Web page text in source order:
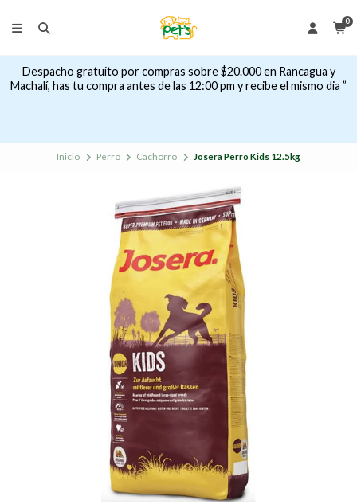
0
Despacho gratuito por compras sobre $20.000 en Rancagua y
Machalí, has tu compra antes de las 12:00 pm y recibe el mismo dia ”
Inicio Perro Cachorro Josera Perro Kids 12.5kg